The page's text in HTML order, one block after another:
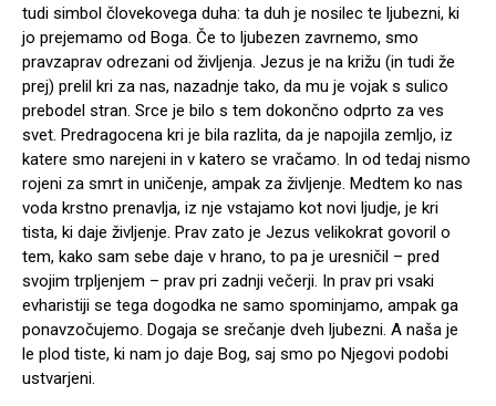
tudi simbol človekovega duha: ta duh je nosilec te ljubezni, ki
jo prejemamo od Boga. Če to ljubezen zavrnemo, smo
pravzaprav odrezani od življenja. Jezus je na križu (in tudi že
prej) prelil kri za nas, nazadnje tako, da mu je vojak s sulico
prebodel stran. Srce je bilo s tem dokončno odprto za ves
svet. Predragocena kri je bila razlita, da je napojila zemljo, iz
katere smo narejeni in v katero se vračamo. In od tedaj nismo
rojeni za smrt in uničenje, ampak za življenje. Medtem ko nas
voda krstno prenavlja, iz nje vstajamo kot novi ljudje, je kri
tista, ki daje življenje. Prav zato je Jezus velikokrat govoril o
tem, kako sam sebe daje v hrano, to pa je uresničil – pred
svojim trpljenjem – prav pri zadnji večerji. In prav pri vsaki
evharistiji se tega dogodka ne samo spominjamo, ampak ga
ponavzočujemo. Dogaja se srečanje dveh ljubezni. A naša je
le plod tiste, ki nam jo daje Bog, saj smo po Njegovi podobi
ustvarjeni.